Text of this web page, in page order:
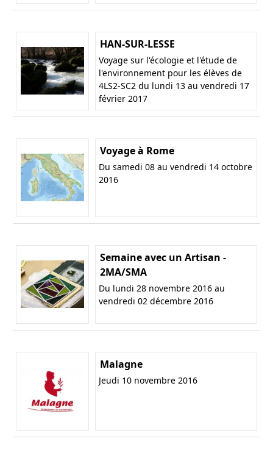
HAN-SUR-LESSE
Voyage sur l'écologie et l'étude de
l'environnement pour les élèves de
4LS2-SC2 du lundi 13 au vendredi 17
février 2017
Voyage à Rome
Du samedi 08 au vendredi 14 octobre
2016
Semaine avec un Artisan -
2MA/SMA
Du lundi 28 novembre 2016 au
vendredi 02 décembre 2016
Malagne
Jeudi 10 novembre 2016